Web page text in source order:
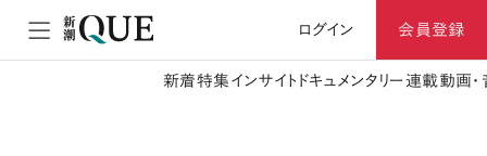
ログイン 会員登録
新着特集 インサイト ドキュメンタリー 連載動画